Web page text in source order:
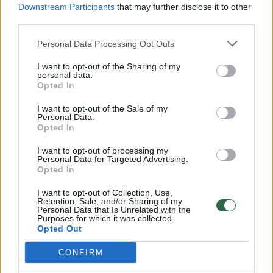
Downstream Participants that may further disclose it to other
Personal Data Processing Opt Outs
I want to opt-out of the Sharing of my
personal data.
Opted In
I want to opt-out of the Sale of my
Personal Data.
Opted In
I want to opt-out of processing my
Personal Data for Targeted Advertising.
Opted In
I want to opt-out of Collection, Use,
Retention, Sale, and/or Sharing of my
Personal Data that Is Unrelated with the
Purposes for which it was collected.
Opted Out
CONFIRM
00:00:57
32 laipsnių šilumos
Žinios | Orai
V. Zalužno pasisakymą laiko bandymu įsitvirtinti
Ukrainos politikoje: jis yra neteisus
vaizdas pribloškia
Žinios | Lietuvos diena
Visi įrašai